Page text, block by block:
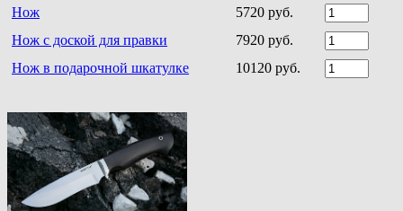
Нож
5720 руб.
Нож с доской для правки
7920 руб.
Нож в подарочной шкатулке
10120 руб.